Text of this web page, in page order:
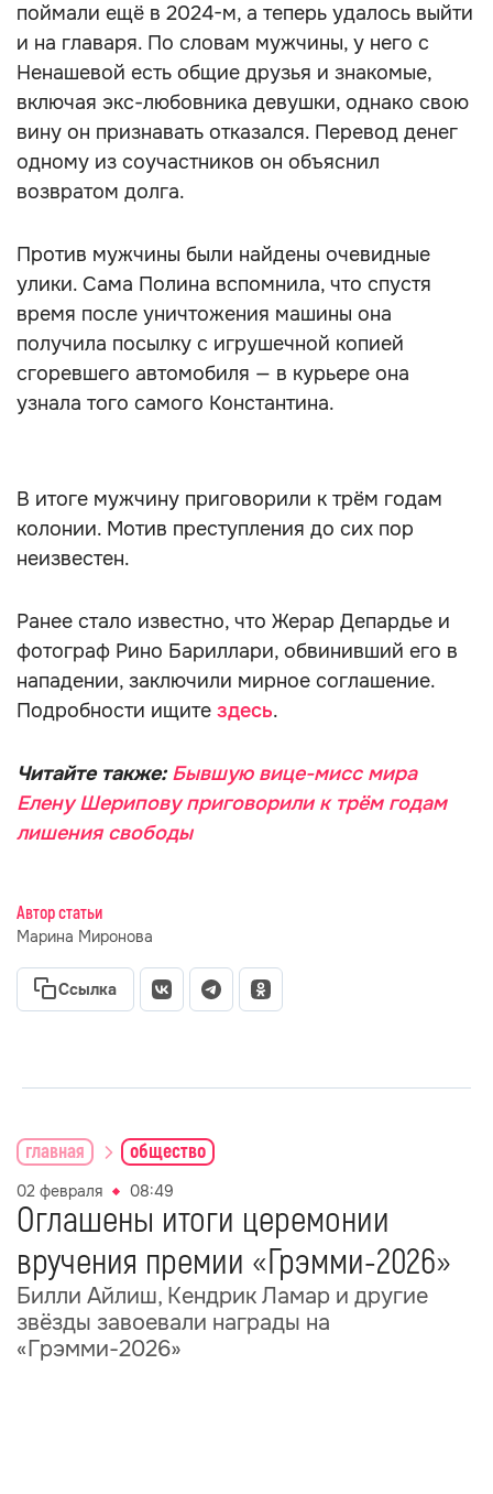
поймали ещё в 2024-м, а теперь удалось выйти
и на главаря. По словам мужчины, у него с
Ненашевой есть общие друзья и знакомые,
включая экс-любовника девушки, однако свою
вину он признавать отказался. Перевод денег
одному из соучастников он объяснил
возвратом долга.
Против мужчины были найдены очевидные
улики. Сама Полина вспомнила, что спустя
время после уничтожения машины она
получила посылку с игрушечной копией
сгоревшего автомобиля — в курьере она
узнала того самого Константина.
В итоге мужчину приговорили к трём годам
колонии. Мотив преступления до сих пор
неизвестен.
Ранее стало известно, что Жерар Депардье и
фотограф Рино Бариллари, обвинивший его в
нападении, заключили мирное соглашение.
Подробности ищите здесь.
Читайте также: Бывшую вице-мисс мира
Елену Шерипову приговорили к трём годам
лишения свободы
Автор статьи
Марина Миронова
Ссылка
главная общество
02 февраля 08:49
Оглашены итоги церемонии
вручения премии «Грэмми-2026»
Билли Айлиш, Кендрик Ламар и другие
звёзды завоевали награды на
«Грэмми-2026»